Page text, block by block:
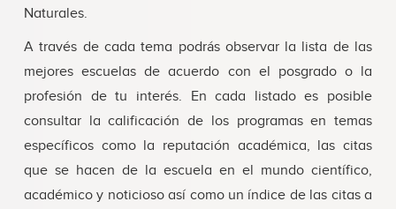
Naturales.
A través de cada tema podrás observar la lista de las
mejores escuelas de acuerdo con el posgrado o la
profesión de tu interés. En cada listado es posible
consultar la calificación de los programas en temas
específicos como la reputación académica, las citas
que se hacen de la escuela en el mundo científico,
académico y noticioso así como un índice de las citas a